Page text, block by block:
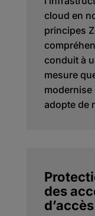
cloud en
principes
conduit à
mesure
modernise
adopte de
des
d’accès